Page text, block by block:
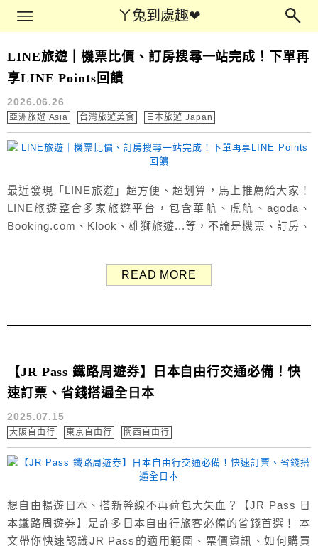
ㄚ兔到處趣❤ㄚ兔到處趣❤
Main Menu
旅遊攻略
LINE旅遊｜機票比價、訂房搜尋一站完成！下單再
享LINE Points回饋
2026.06.26
亞洲旅遊 Asia 台灣旅遊美食 日本旅遊 Japan
最近發現「LINE旅遊」超方便、超划算，馬上推薦給大家！
LINE旅遊整合多家旅遊平台，包含華航、虎航、agoda、
Booking.com、Klook、雄獅旅遊...等，不論是機票、訂房、
LINE Points回饋，LINE Points點數1點=1元，使用上幾乎
READ MORE
【JR Pass 鐵路周遊券】日本自由行交通必備！快
速訂票、省錢搭遍全日本
2025.07.15
大阪自由行 東京自由行 關西自由行
想自由暢遊日本、搭新幹線不再荷包大失血？【JR Pass 日
本鐵路周遊券】是許多日本自由行旅客必備的省錢首選！ 本
文帶你快速認識JR Pass的適用範圍、票價資訊、如何購買